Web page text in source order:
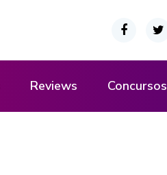
Reviews Concursos